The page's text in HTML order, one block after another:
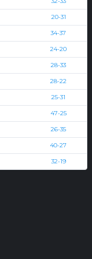
20-31
34-37
24-20
28-33
28-22
25-31
47-25
26-35
40-27
32-19